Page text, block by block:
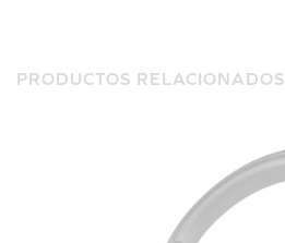
PRODUCTOS RELACIONADOS